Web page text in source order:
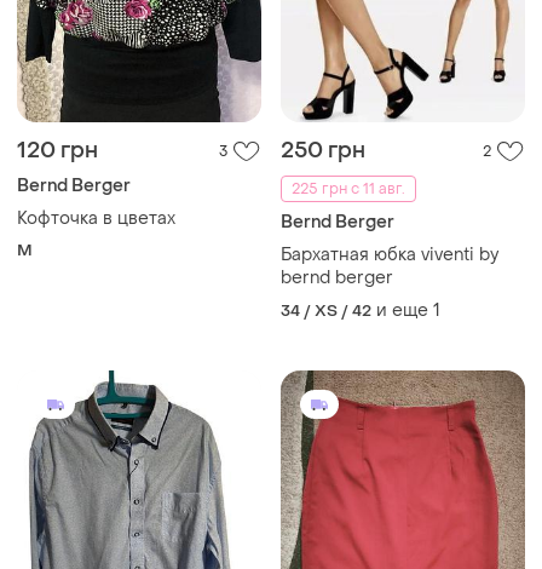
120 грн 3
Bernd Berger
Кофточка в цветах
M
250 грн
2
225 грн с 11 авг.
Bernd Berger
Бархатная юбка viventi by
bernd berger
34 / XS / 42 и еще 1